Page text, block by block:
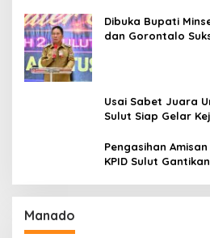
Penyiaran
Dibuka Bupati
dan Gorontalo
Usai Sabet Juara
Sulut Siap Gelar
Pengasihan
KPID Sulut
Manado